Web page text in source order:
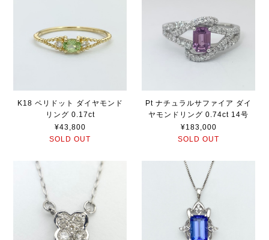
K18 ペリドット ダイヤモンド
リング 0.17ct
¥43,800
SOLD OUT
Pt ナチュラルサファイア ダイ
ヤモンドリング 0.74ct 14号
¥183,000
SOLD OUT